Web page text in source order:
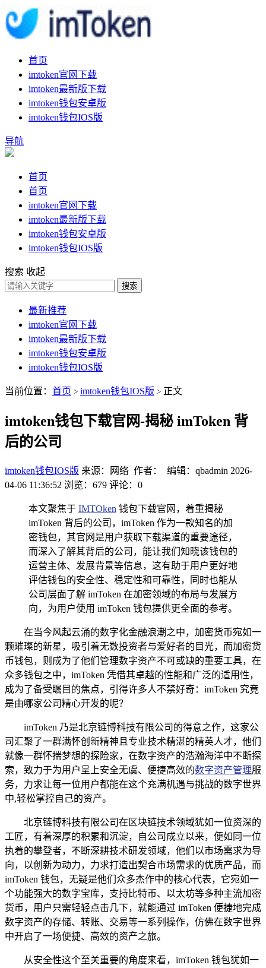
首页
imtoken官网下载
imtoken最新版下载
imtoken钱包安卓版
imtoken钱包IOS版
导航
首页
首页
imtoken官网下载
imtoken最新版下载
imtoken钱包安卓版
imtoken钱包IOS版
搜索 收起
搜索
最新推荐
imtoken官网下载
imtoken最新版下载
imtoken钱包安卓版
imtoken钱包IOS版
当前位置： 首页 > imtoken钱包IOS版 > 正文
imtoken钱包下载官网-揭秘 imToken 背
后的公司
imtoken钱包IOS版 来源：网络 作者： 编辑：qbadmin 2026-
04-06 11:36:52 浏览：679 评论：0
本文聚焦于 IMTOken 钱包下载官网，着重揭秘
imToken 背后的公司，imToken 作为一款知名的加
密钱包，其官网是用户获取下载渠道的重要途径，
而深入了解其背后的公司，能让我们知晓该钱包的
运营主体、发展背景等信息，这有助于用户更好地
评估钱包的安全性、稳定性和可靠性，同时也能从
公司层面了解 imToken 在加密领域的布局与发展方
向，为用户使用 imToken 钱包提供更全面的参考。
在当今风起云涌的数字化金融浪潮之中，加密货币宛如一
颗璀璨的新星，吸引着无数投资者与爱好者的目光，而加密货
币钱包，则成为了他们管理数字资产不可或缺的重要工具，在
众多钱包之中，imToken 凭借其卓越的性能和广泛的适用性，
成为了备受瞩目的焦点，引得许多人不禁好奇：imToken 究竟
是由哪家公司精心开发的呢？
imToken 乃是北京链博科技有限公司的得意之作，这家公
司汇聚了一群满怀创新精神且专业技术精湛的精英人才，他们
就像一群怀揣梦想的探险家，在数字资产的浩瀚海洋中不断探
索，致力于为用户呈上安全无虞、便捷高效的数字资产管理服
务，力求让每一位用户都能在这个充满机遇与挑战的数字世界
中,轻松掌控自己的资产。
北京链博科技有限公司在区块链技术领域犹如一位资深的
工匠，有着深厚的积累和沉淀，自公司成立以来，便如同一位
执着的攀登者，不断深耕技术研发领域，他们以市场需求为导
向，以创新为动力，力求打造出契合市场需求的优质产品，而
imToken 钱包，无疑是他们众多杰作中的核心代表，它宛如一
个功能强大的数字宝库，支持比特币、以太坊等多种主流加密
货币，用户只需轻轻点击几下，就能通过 imToken 便捷地完成
数字资产的存储、转账、交易等一系列操作，仿佛在数字世界
中开启了一场便捷、高效的资产之旅。
从安全性这个至关重要的角度来看，imToken 钱包犹如一